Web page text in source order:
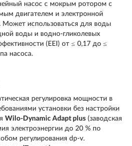
насос с мокрым ротором с
двигателем и электронной
Может использоваться для воды
воды и водно-гликолевых
(EEI) от ≤ 0,17 до ≤
насоса.
регулировка мощности в
установки без настройки
Wilo-Dynamic Adapt plus (заводская
электроэнергии до 20 % по
регулирования dp-v.